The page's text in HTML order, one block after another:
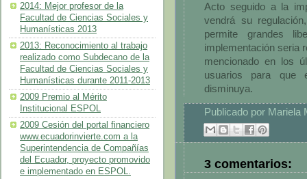
2014: Mejor profesor de la
Facultad de Ciencias Sociales y
Humanísticas 2013
2013: Reconocimiento al trabajo
realizado como Subdecano de la
Facultad de Ciencias Sociales y
Humanísticas durante 2011-2013
2009 Premio al Mérito
Institucional ESPOL
2009 Cesión del portal financiero
www.ecuadorinvierte.com a la
Superintendencia de Compañías
del Ecuador, proyecto promovido
e implementado en ESPOL.
Acto seguido a la
vendrá su
permite grandes
implementación seria
mencionado en los
usuarios para que
disminuya.
Publicado por Mariela
3 comentarios: